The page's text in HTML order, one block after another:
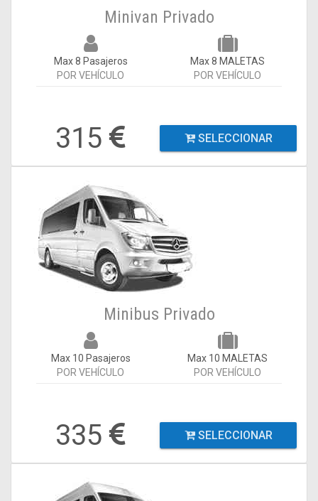
Minivan Privado
Max 8 Pasajeros
POR VEHÍCULO
Max 8 MALETAS
POR VEHÍCULO
315 SELECCIONAR
Minibus Privado
Max 10 Pasajeros
POR VEHÍCULO
Max 10 MALETAS
POR VEHÍCULO
335 SELECCIONAR